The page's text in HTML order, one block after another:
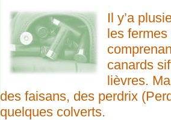
Il y’a
les
canards
lièvres.
des faisans, des perdrix
quelques colverts.